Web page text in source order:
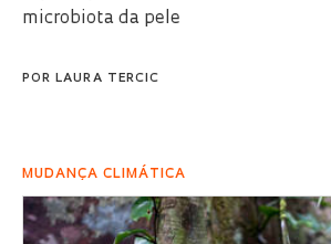
microbiota da pele
POR LAURA TERCIC
MUDANÇA CLIMÁTICA